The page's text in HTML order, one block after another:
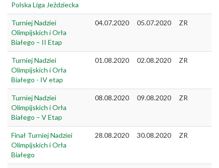
Polska Liga Jeździecka
Turniej Nadziei
Olimpijskich i Orła
Białego – II Etap
04.07.2020 05.07.2020 ZR
Turniej Nadziei
Olimpijskich i Orła
Białego - IV etap
01.08.2020 02.08.2020 ZR
Turniej Nadziei
Olimpijskich i Orła
Białego – V Etap
08.08.2020 09.08.2020 ZR
Finał Turniej Nadziei
Olimpijskich i Orła
Białego
28.08.2020 30.08.2020 ZR